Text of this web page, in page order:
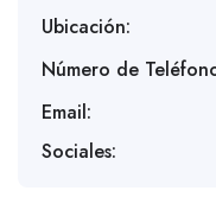
Ubicación:
Número de
Email:
Sociales: